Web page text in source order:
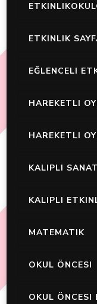
ETKINLIK
EĞLENCELI
HAREKETLI
HAREKETLI
KALIPLI
KALIPLI
MATEMATIK
OKUL ÖNCESI
OKUL ÖNCESI